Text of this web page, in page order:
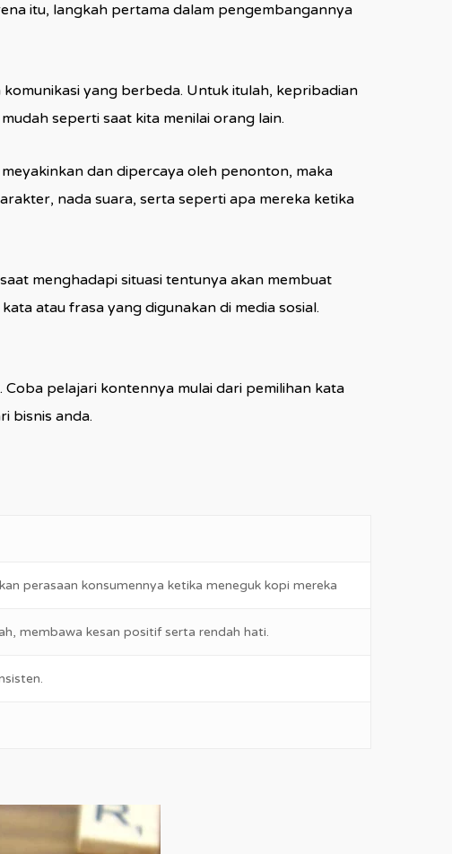
itu, langkah pertama dalam pengembangannya
yang berbeda. Untuk itulah, kepribadian
seperti saat kita menilai orang lain.
dan dipercaya oleh penonton, maka
nada suara, serta seperti apa mereka ketika
menghadapi situasi tentunya akan membuat
atau frasa yang digunakan di media sosial.
pelajari kontennya mulai dari pemilihan kata
bisnis anda.
perasaan konsumennya ketika meneguk kopi mereka
membawa kesan positif serta rendah hati.